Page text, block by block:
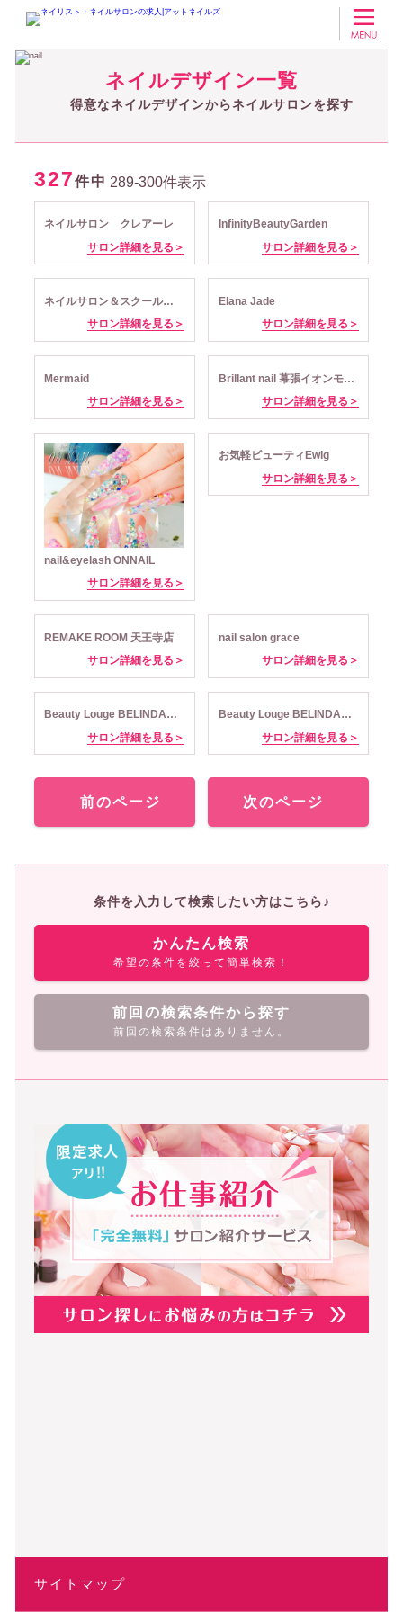
ネイリスト・ネイルサロンの求人アットネイルズ 得意なネイルデザイン
ネイルデザイン一覧
得意なネイルデザインからネイルサロンを探す
327件中 289-300件表示
ネイルサロン クレアーレ
サロン詳細を見る＞
InfinityBeautyGarden
サロン詳細を見る＞
ネイルサロン＆スクール ラフィーネ
サロン詳細を見る＞
Elana Jade
サロン詳細を見る＞
Mermaid
サロン詳細を見る＞
Brillant nail 幕張イオンモール店
サロン詳細を見る＞
nail&eyelash ONNAIL
サロン詳細を見る＞
お気軽ビューティEwig
サロン詳細を見る＞
REMAKE ROOM 天王寺店
サロン詳細を見る＞
nail salon grace
サロン詳細を見る＞
Beauty Louge BELINDA 高崎店
サロン詳細を見る＞
Beauty Louge BELINDA せんげんだい店
サロン詳細を見る＞
前のページ 次のページ
条件を入力して検索したい方はこちら♪
かんたん検索
希望の条件を絞って簡単検索！
前回の検索条件から探す
前回の検索条件はありません。
サイトマップ